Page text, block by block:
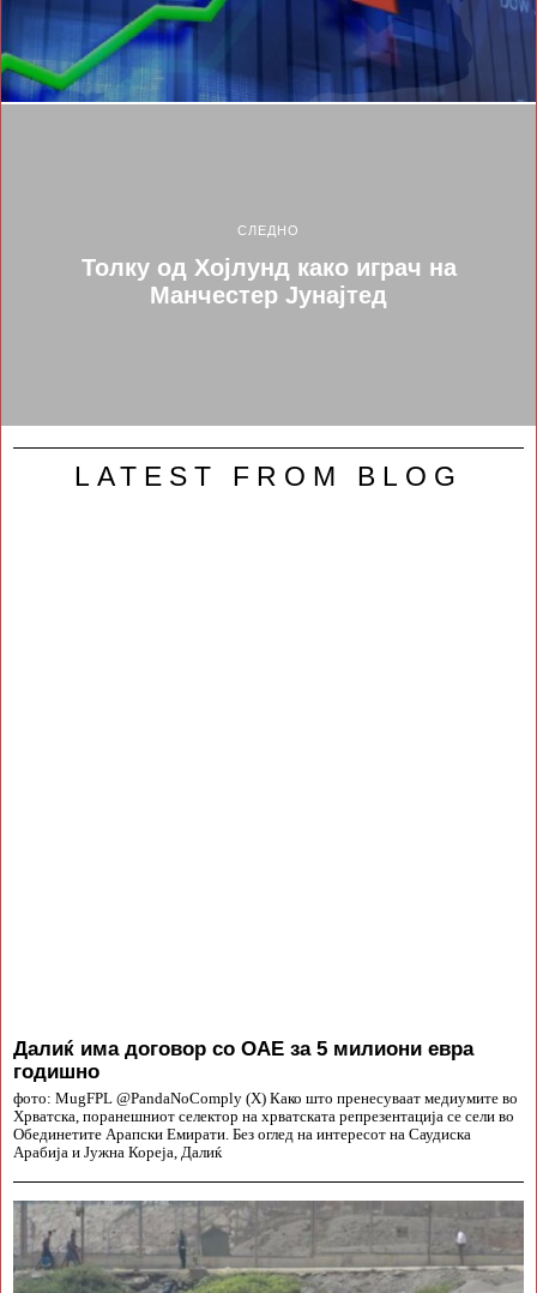
СЛЕДНО
Толку од Хојлунд како играч на
Манчестер Јунајтед
LATEST FROM BLOG
Далиќ има договор со ОАЕ за 5 милиони евра
годишно
фото: MugFPL @PandaNoComply (X) Како што пренесуваат медиумите во
Хрватска, поранешниот селектор на хрватската репрезентација се сели во
Обединетите Арапски Емирати. Без оглед на интересот на Саудиска
Арабија и Јужна Кореја, Далиќ